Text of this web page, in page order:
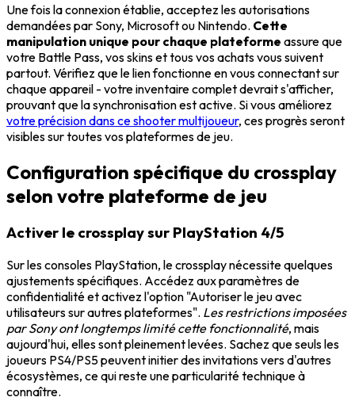
Une fois la connexion établie, acceptez les autorisations
demandées par Sony, Microsoft ou Nintendo. Cette
manipulation unique pour chaque plateforme assure que
votre Battle Pass, vos skins et tous vos achats vous suivent
partout. Vérifiez que le lien fonctionne en vous connectant sur
chaque appareil - votre inventaire complet devrait s'afficher,
prouvant que la synchronisation est active. Si vous améliorez
votre précision dans ce shooter multijoueur, ces progrès seront
visibles sur toutes vos plateformes de jeu.
Configuration spécifique du crossplay
selon votre plateforme de jeu
Activer le crossplay sur PlayStation 4/5
Sur les consoles PlayStation, le crossplay nécessite quelques
ajustements spécifiques. Accédez aux paramètres de
confidentialité et activez l'option "Autoriser le jeu avec
utilisateurs sur autres plateformes". Les restrictions imposées
par Sony ont longtemps limité cette fonctionnalité, mais
aujourd'hui, elles sont pleinement levées. Sachez que seuls les
joueurs PS4/PS5 peuvent initier des invitations vers d'autres
écosystèmes, ce qui reste une particularité technique à
connaître.